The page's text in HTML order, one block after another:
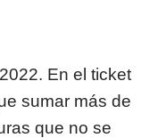
En el ticket
sumar más de
que no se